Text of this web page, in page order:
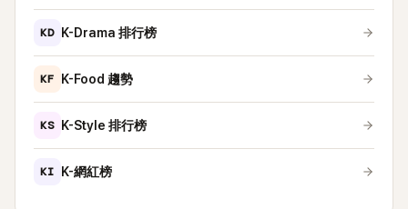
KD K-Drama 排行榜
KF K-Food 趨勢
KS K-Style 排行榜
KI K-網紅榜